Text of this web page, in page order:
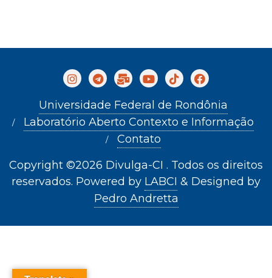
Universidade Federal de Rondônia
Laboratório Aberto Contexto e Informação
Contato
Copyright ©2026 Divulga-CI . Todos os direitos
reservados. Powered by LABCI & Designed by
Pedro Andretta